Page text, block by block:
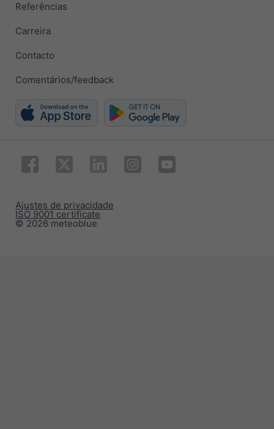
Referências
Carreira
Contacto
Comentários/feedback
© 2026 meteoblue
ISO 9001 certificate
Ajustes de privacidade